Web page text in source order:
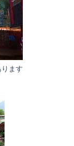
ます